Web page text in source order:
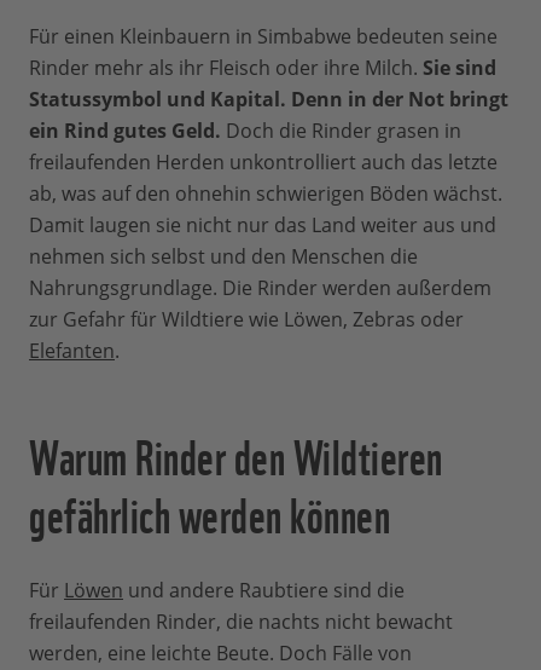
Für einen Kleinbauern in Simbabwe bedeuten seine
Rinder mehr als ihr Fleisch oder ihre Milch. Sie sind
Statussymbol und Kapital. Denn in der Not bringt
ein Rind gutes Geld. Doch die Rinder grasen in
freilaufenden Herden unkontrolliert auch das letzte
ab, was auf den ohnehin schwierigen Böden wächst.
Damit laugen sie nicht nur das Land weiter aus und
nehmen sich selbst und den Menschen die
Nahrungsgrundlage. Die Rinder werden außerdem
zur Gefahr für Wildtiere wie Löwen, Zebras oder
Elefanten.
Warum Rinder den Wildtieren
gefährlich werden können
Für Löwen und andere Raubtiere sind die
freilaufenden Rinder, die nachts nicht bewacht
werden, eine leichte Beute. Doch Fälle von